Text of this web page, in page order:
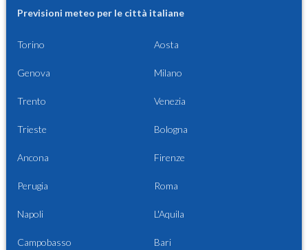
Previsioni meteo per le città italiane
Torino Aosta
Genova Milano
Trento Venezia
Trieste Bologna
Ancona Firenze
Perugia Roma
Napoli L'Aquila
Campobasso Bari